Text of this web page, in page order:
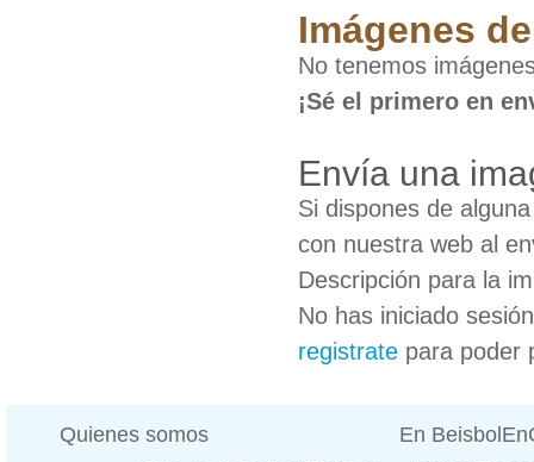
Imágenes
No tenemos
¡Sé el primero en
Envía una
Si dispones de
con nuestra web al
Descripción para la
No has iniciado
registrate para poder
Quienes somos En